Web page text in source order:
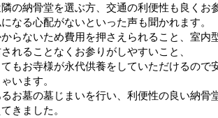
の納骨堂を選ぶ方、交通の利便性も良くお
なる心配がないといった声も聞かれます。
らないため費用を押さえられること、室内
れることなくお参りがしやすいこと、
もお寺様が永代供養をしていただけるので
います。
お墓の墓じまいを行い、利便性の良い納骨
きました。